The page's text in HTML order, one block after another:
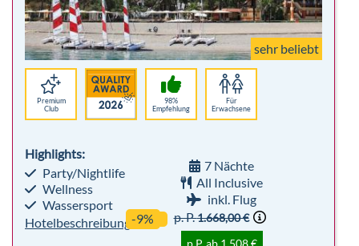
Highlights:
Party/Nightlife
Wellness
Wassersport
Hotelbeschreibung
7 Nächte
All Inclusive
inkl. Flug
-9%
p. P.
1.668,00 €
p.P. ab 1.508 €
Bis zu 20 % Frühbucher - Sommer 27
Robinson Club Kyllini Beach
Peloponnes All Inclusive